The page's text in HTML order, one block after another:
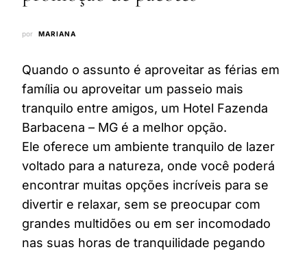
por MARIANA
Quando o assunto é aproveitar as férias em
família ou aproveitar um passeio mais
tranquilo entre amigos, um Hotel Fazenda
Barbacena – MG é a melhor opção.
Ele oferece um ambiente tranquilo de lazer
voltado para a natureza, onde você poderá
encontrar muitas opções incríveis para se
divertir e relaxar, sem se preocupar com
grandes multidões ou em ser incomodado
nas suas horas de tranquilidade pegando